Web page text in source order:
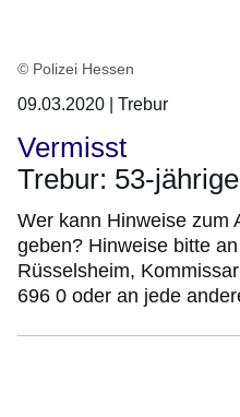
© Polizei Hessen
09.03.2020 | Trebur
Vermisst
Trebur: 53-
Wer kann Hinweise zum
geben? Hinweise bitte
Rüsselsheim,
696 0 oder an jede